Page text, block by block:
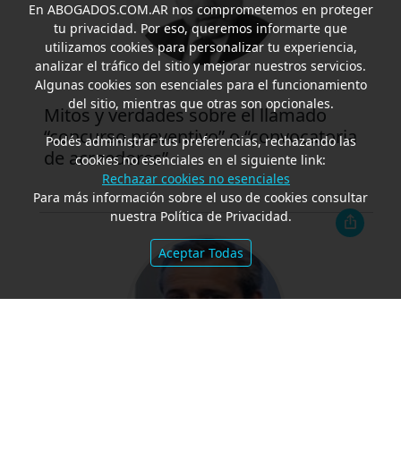
Mitos y verdades sobre el llamado
“concurso preventivo” o “convocatoria
de acreedores”
En ABOGADOS.COM.ARnos comprometemos en proteger
tu privacidad. Por eso, queremos informarte que
utilizamos cookies para personalizar tu experiencia,
analizar el tráfico del sitio y mejorar nuestros servicios.
Algunas cookies son esenciales para el funcionamiento
del sitio, mientras que otras son opcionales.
Podés administrar tus preferencias, rechazando las
cookies no esenciales en el siguiente link:
Rechazar cookies no esenciales
Para más información sobre el uso de cookies consultar
nuestra Política de Privacidad.
Aceptar Todas